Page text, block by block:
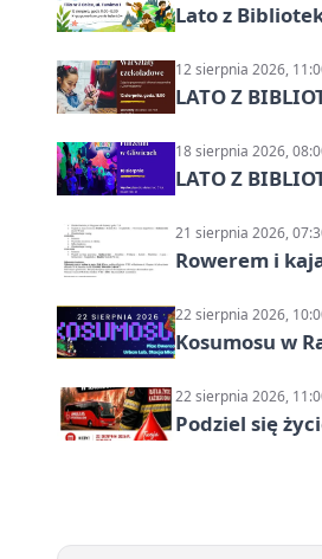
Lato z
12 sierpnia 2026,
LATO Z
18 sierpnia 2026,
LATO Z
21 sierpnia 2026,
Rowerem i
22 sierpnia 2026,
Kosumosu w
22 sierpnia 2026,
Podziel się